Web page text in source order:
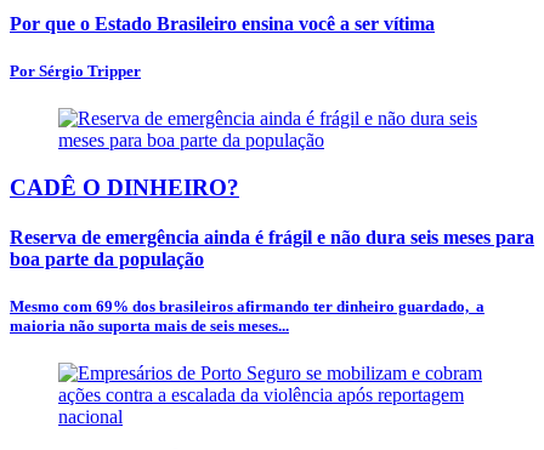
Por que o Estado Brasileiro ensina você a ser vítima
Por Sérgio Tripper
CADÊ O DINHEIRO?
Reserva de emergência ainda é frágil e não dura seis meses para
boa parte da população
Mesmo com 69% dos brasileiros afirmando ter dinheiro guardado, a
maioria não suporta mais de seis meses...